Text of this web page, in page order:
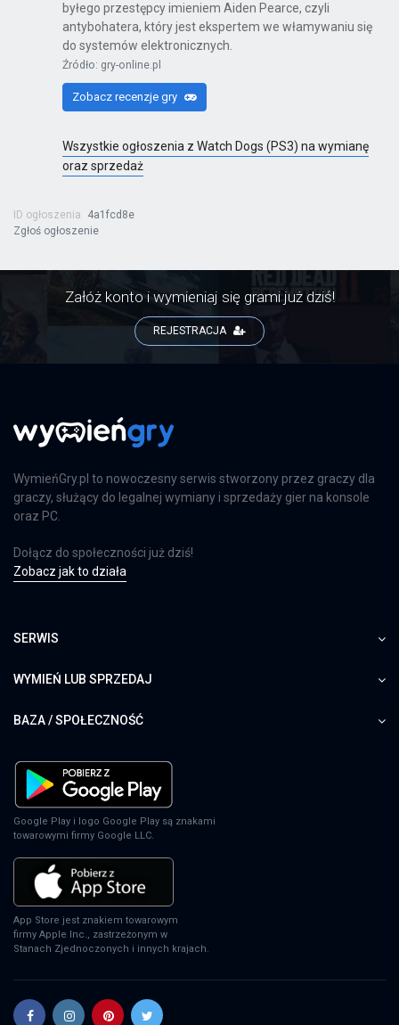
byłego przestępcy imieniem Aiden Pearce, czyli
antybohatera, który jest ekspertem we włamywaniu się
do systemów elektronicznych.
Źródło: gry-online.pl
Zobacz recenzje gry
Wszystkie ogłoszenia z Watch Dogs (PS3) na wymianę
oraz sprzedaż
ID ogłoszenia
4a1fcd8e
Zgłoś ogłoszenie
Załóż konto i wymieniaj się grami już dziś!
REJESTRACJA
WymieńGry.pl to nowoczesny serwis stworzony przez graczy dla
graczy, służący do legalnej wymiany i sprzedaży gier na konsole
oraz PC.
Dołącz do społeczności już dziś!
Zobacz jak to działa
SERWIS
WYMIEŃ LUB SPRZEDAJ
BAZA / SPOŁECZNOŚĆ
Google Play i logo Google Play są znakami
towarowymi firmy Google LLC.
App Store jest znakiem towarowym
firmy Apple Inc., zastrzeżonym w
Stanach Zjednoczonych i innych krajach.